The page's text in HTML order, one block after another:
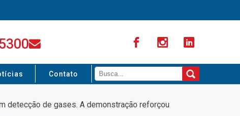
Contato
detecção de gases. A demonstração reforçou